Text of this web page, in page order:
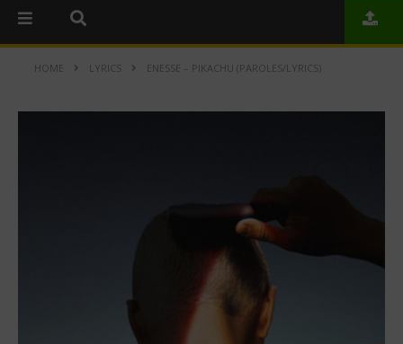
HOME LYRICS ENESSE – PIKACHU (PAROLES/LYRICS)